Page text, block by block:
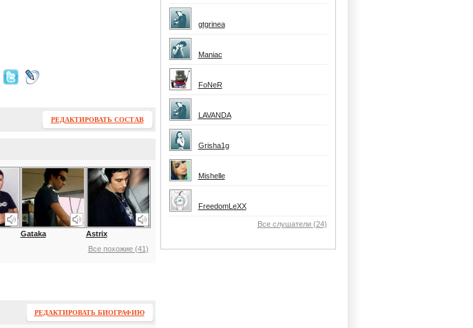
РЕДАКТИРОВАТЬ СОСТАВ
Gataka
Astrix
Все похожие (41)
РЕДАКТИРОВАТЬ БИОГРАФИЮ
gtgrinea
Maniac
FoNeR
LAVANDA
Grisha1g
Mishelle
FreedomLeXX
Все слушатели (24)